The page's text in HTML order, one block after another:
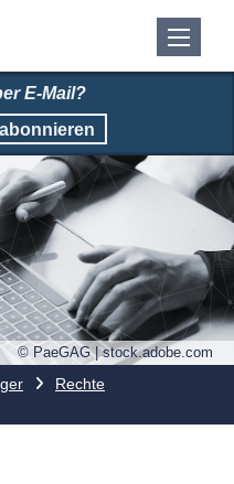
E-Mail?
© PaeGAG | stock.adobe.com
Rechte